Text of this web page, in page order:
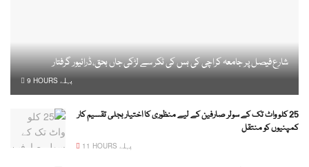
شارع فیصل پر جامعہ کراچی کی بس کی ٹکر سے لڑکی جاں بحق، ڈرائیور گرفتار
9 HOURS پہلے
25 کلو واٹ تک کے سولر صارفین کے لیے منظوری کا اختیار بجلی تقسیم کار
کمپنیوں کو منتقل
11 HOURS پہلے